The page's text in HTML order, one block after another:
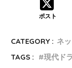
ポスト
CATEGORY : ネ
TAGS :
現代ド